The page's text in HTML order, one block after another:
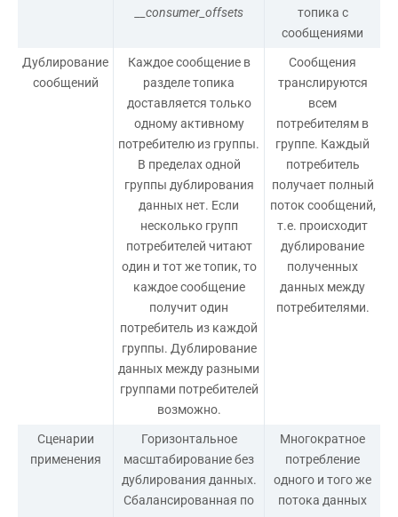
__consumer_offsets
топика с
сообщениями
Дублирование
сообщений
Каждое сообщение в
разделе топика
доставляется только
одному активному
потребителю из группы.
В пределах одной
группы дублирования
данных нет. Если
несколько групп
потребителей читают
один и тот же топик, то
каждое сообщение
получит один
потребитель из каждой
группы. Дублирование
данных между разными
группами потребителей
возможно.
Сообщения
транслируются
всем
потребителям в
группе. Каждый
потребитель
получает полный
поток сообщений,
т.е. происходит
дублирование
полученных
данных между
потребителями.
Сценарии
применения
Горизонтальное
масштабирование без
дублирования данных.
Сбалансированная по
Многократное
потребление
одного и того же
потока данных